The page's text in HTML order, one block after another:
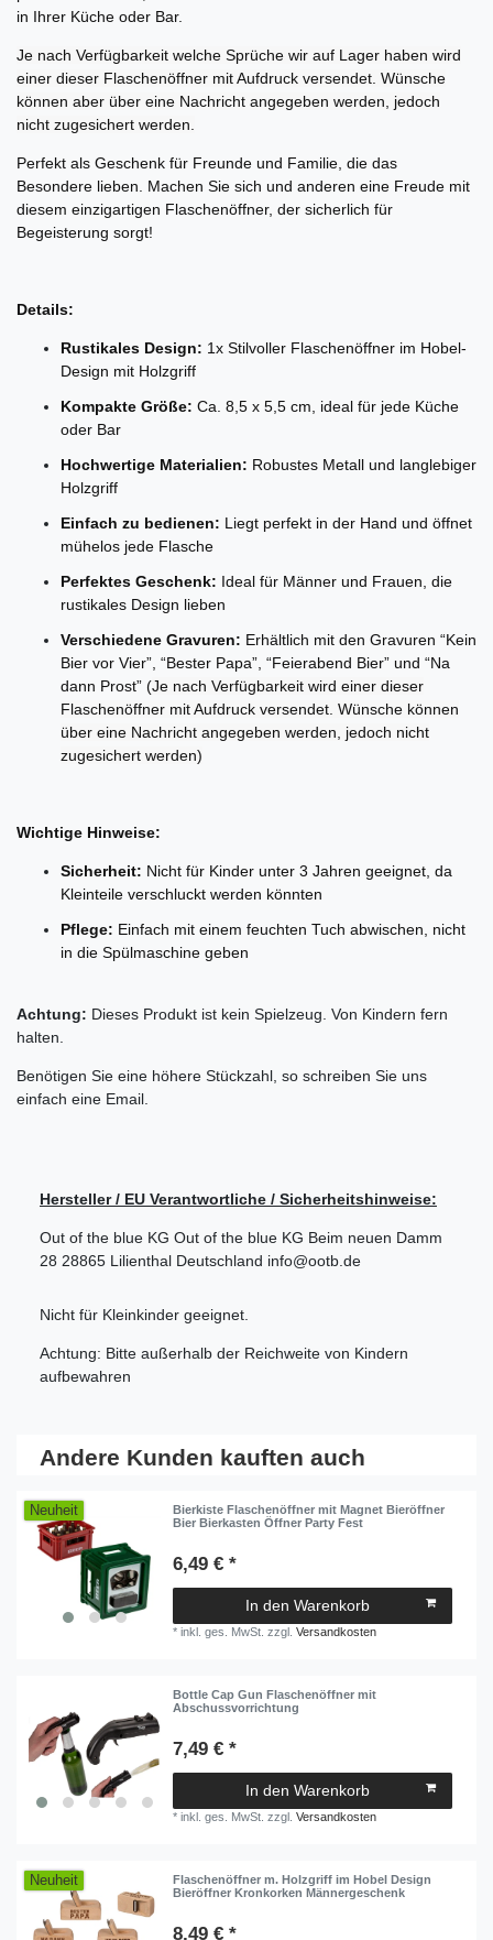
in Ihrer Küche oder Bar.
Je nach Verfügbarkeit welche Sprüche wir auf Lager haben wird
einer dieser Flaschenöffner mit Aufdruck versendet. Wünsche
können aber über eine Nachricht angegeben werden, jedoch
nicht zugesichert werden.
Perfekt als Geschenk für Freunde und Familie, die das
Besondere lieben. Machen Sie sich und anderen eine Freude mit
diesem einzigartigen Flaschenöffner, der sicherlich für
Begeisterung sorgt!
Details:
Rustikales Design: 1x Stilvoller Flaschenöffner im Hobel-
Design mit Holzgriff
Kompakte Größe: Ca. 8,5 x 5,5 cm, ideal für jede Küche
oder Bar
Hochwertige Materialien: Robustes Metall und langlebiger
Holzgriff
Einfach zu bedienen: Liegt perfekt in der Hand und öffnet
mühelos jede Flasche
Perfektes Geschenk: Ideal für Männer und Frauen, die
rustikales Design lieben
Verschiedene Gravuren: Erhältlich mit den Gravuren “Kein
Bier vor Vier”, “Bester Papa”, “Feierabend Bier” und “Na
dann Prost” (Je nach Verfügbarkeit wird einer dieser
Flaschenöffner mit Aufdruck versendet. Wünsche können
über eine Nachricht angegeben werden, jedoch nicht
zugesichert werden)
Wichtige Hinweise:
Sicherheit: Nicht für Kinder unter 3 Jahren geeignet, da
Kleinteile verschluckt werden könnten
Pflege: Einfach mit einem feuchten Tuch abwischen, nicht
in die Spülmaschine geben
Achtung: Dieses Produkt ist kein Spielzeug. Von Kindern fern
halten.
Benötigen Sie eine höhere Stückzahl, so schreiben Sie uns
einfach eine Email.
Hersteller / EU Verantwortliche / Sicherheitshinweise:
Out of the blue KG Out of the blue KG Beim neuen Damm
28 28865 Lilienthal Deutschland info@ootb.de
Nicht für Kleinkinder geeignet.
Achtung: Bitte außerhalb der Reichweite von Kindern
aufbewahren
Andere Kunden kauften auch
Neuheit
Bierkiste Flaschenöffner mit Magnet Bieröffner
Bier Bierkasten Öffner Party Fest
6,49 € *
In den Warenkorb
*inkl. ges. MwSt. zzgl.Versandkosten
Bottle Cap Gun Flaschenöffner mit
Abschussvorrichtung
7,49 € *
In den Warenkorb
*inkl. ges. MwSt. zzgl.Versandkosten
Neuheit
Flaschenöffner m. Holzgriff im Hobel Design
Bieröffner Kronkorken Männergeschenk
8,49 € *